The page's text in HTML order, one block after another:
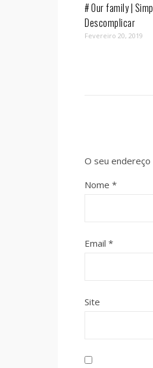
# Our family |
Descomplicar
Fevereiro 20, 2019
O seu endereço
Nome *
Email *
Site